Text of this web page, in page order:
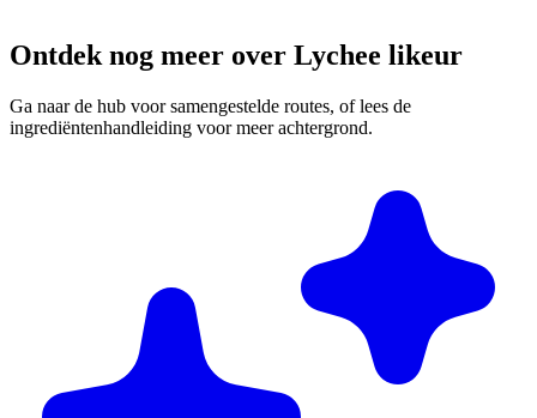
Ontdek nog meer over Lychee likeur
Ga naar de hub voor samengestelde routes, of lees de
ingrediëntenhandleiding voor meer achtergrond.